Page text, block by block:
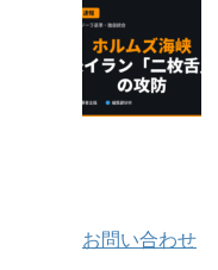
お問い合わせ